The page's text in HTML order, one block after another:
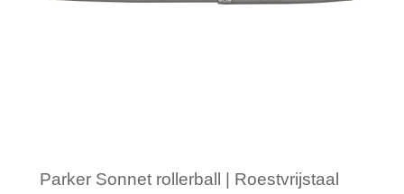
Parker Sonnet rollerball | Roestvrijstaal